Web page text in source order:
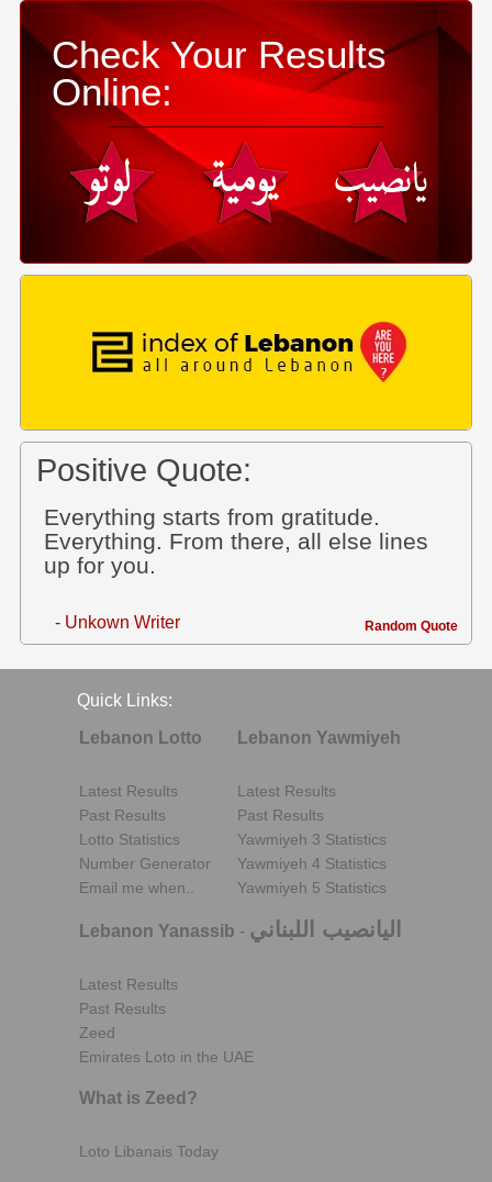
Check Your Results
Online:
Positive Quote:
Everything starts from gratitude.
Everything. From there, all else lines
up for you.
- Unkown Writer Random Quote
Quick Links:
Lebanon Lotto
Latest Results
Past Results
Lotto Statistics
Number Generator
Email me when..
Lebanon Yawmiyeh
Latest Results
Past Results
Yawmiyeh 3 Statistics
Yawmiyeh 4 Statistics
Yawmiyeh 5 Statistics
Lebanon Yanassib - اليانصيب اللبناني
Latest Results
Past Results
Zeed
Emirates Loto in the UAE
What is Zeed?
Loto Libanais Today